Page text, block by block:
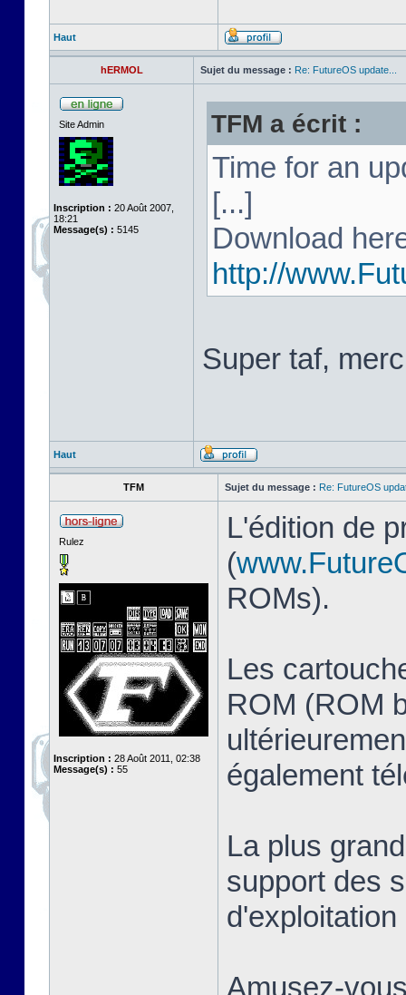
Haut
hERMOL Sujet du message : Re: FutureOS update...
Site Admin
Inscription : 20 Août 2007,
18:21
Message(s) : 5145
TFM a écrit :
Time for an
[...]
Download
http://
Super taf,
Haut
TFM Sujet du message : Re: FutureOS
Rulez
Inscription : 28 Août 2011, 02:38
Message(s) : 55
L'édition de
(
ROMs).
Les
ROM (ROM
également
La plus
support des
Amusez-